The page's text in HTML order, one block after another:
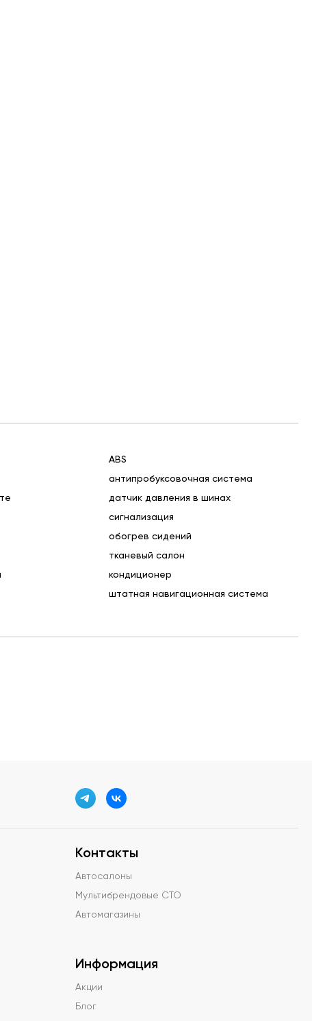
ABS
антипробуксовочная система
датчик давления в шинах
сигнализация
обогрев сидений
тканевый салон
кондиционер
штатная навигационная система
Контакты
Автосалоны
Мультибрендовые СТО
Автомагазины
Информация
Акции
Блог